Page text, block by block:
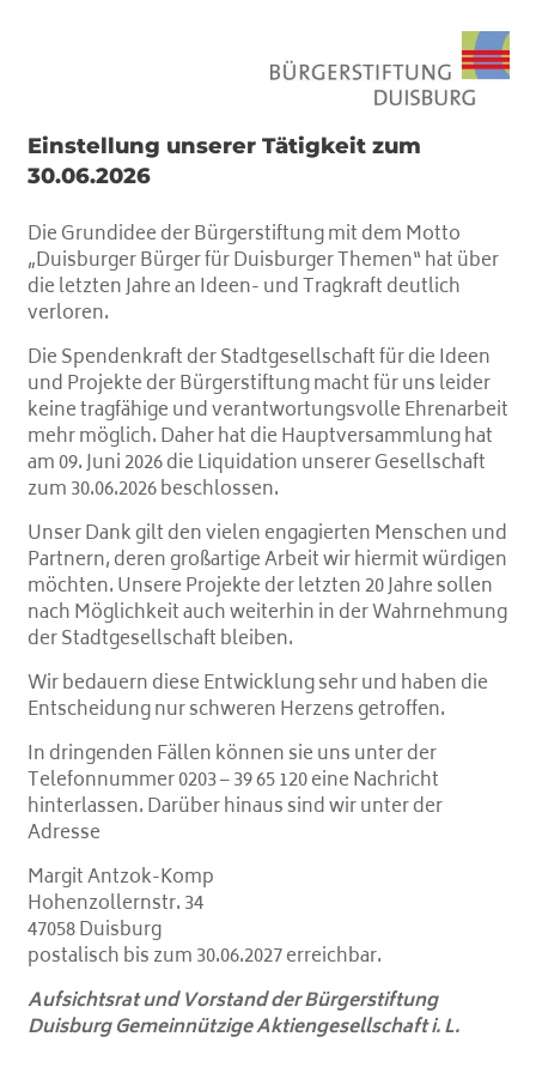
Einstellung unserer Tätigkeit zum
30.06.2026
Die Grundidee der Bürgerstiftung mit dem Motto
„Duisburger Bürger für Duisburger Themen“ hat über
die letzten Jahre an Ideen- und Tragkraft deutlich
verloren.
Die Spendenkraft der Stadtgesellschaft für die Ideen
und Projekte der Bürgerstiftung macht für uns leider
keine tragfähige und verantwortungsvolle Ehrenarbeit
mehr möglich. Daher hat die Hauptversammlung hat
am 09. Juni 2026 die Liquidation unserer Gesellschaft
zum 30.06.2026 beschlossen.
Unser Dank gilt den vielen engagierten Menschen und
Partnern, deren großartige Arbeit wir hiermit würdigen
möchten. Unsere Projekte der letzten 20 Jahre sollen
nach Möglichkeit auch weiterhin in der Wahrnehmung
der Stadtgesellschaft bleiben.
Wir bedauern diese Entwicklung sehr und haben die
Entscheidung nur schweren Herzens getroffen.
In dringenden Fällen können sie uns unter der
Telefonnummer0203 – 39 65 120eine Nachricht
hinterlassen. Darüber hinaus sind wir unter der
Adresse
Margit Antzok-Komp
Hohenzollernstr. 34
47058 Duisburg
postalisch bis zum 30.06.2027 erreichbar.
Aufsichtsrat und Vorstand der Bürgerstiftung
Duisburg Gemeinnützige Aktiengesellschaft i. L.